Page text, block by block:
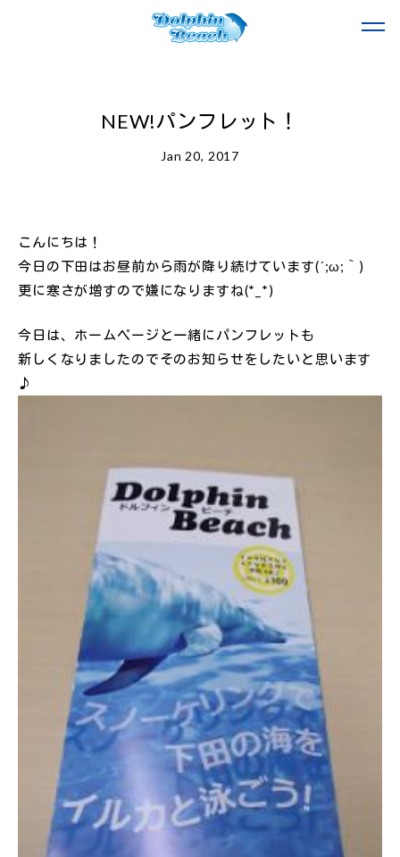
NEW!パンフレット！
Jan 20, 2017
こんにちは！
今日の下田はお昼前から雨が降り続けています(´;ω;｀)
更に寒さが増すので嫌になりますね(*_*)
今日は、ホームページと一緒にパンフレットも
新しくなりましたのでそのお知らせをしたいと思います
♪